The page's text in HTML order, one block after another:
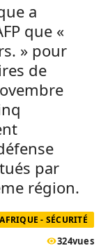
a
que «
» pour
de
par
région.
AFRIQUE - SÉCURITÉ
324vues